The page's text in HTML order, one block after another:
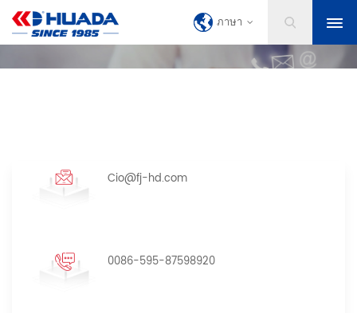
ภาษา
Cio@fj-hd.com
0086-595-87598920